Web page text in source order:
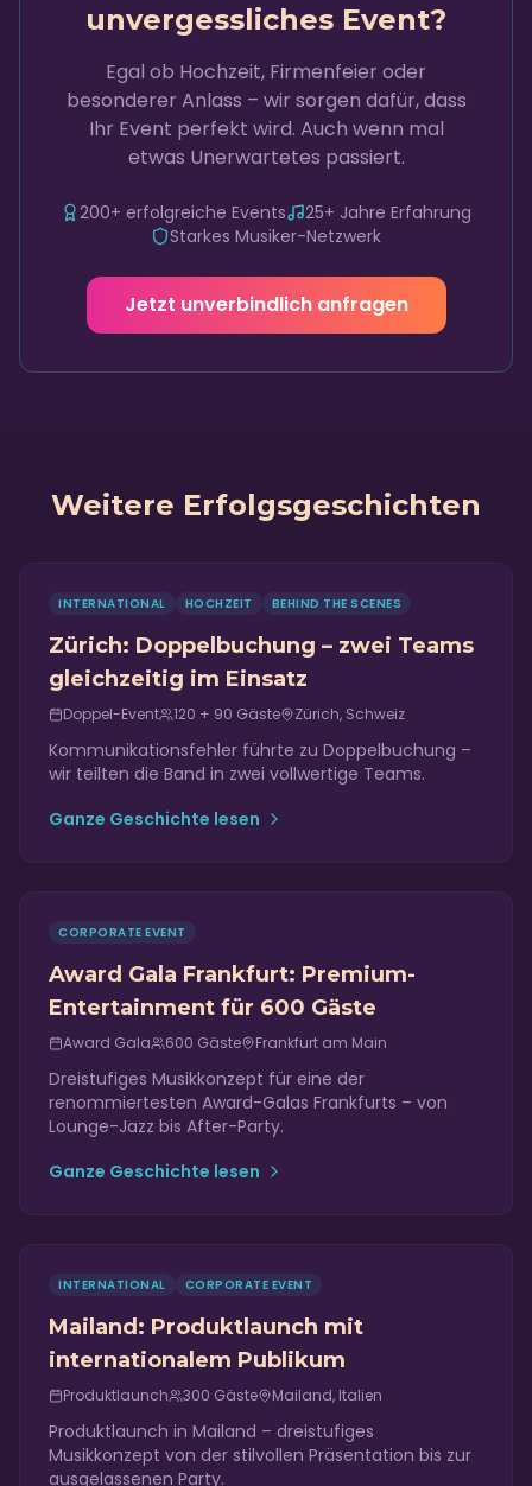
unvergessliches Event?
Egal ob Hochzeit, Firmenfeier oder
besonderer Anlass – wir sorgen dafür, dass
Ihr Event perfekt wird. Auch wenn mal
etwas Unerwartetes passiert.
200+ erfolgreiche Events
25+ Jahre Erfahrung
Starkes Musiker-Netzwerk
Jetzt unverbindlich anfragen
Weitere Erfolgsgeschichten
INTERNATIONAL HOCHZEIT BEHIND THE SCENES
Zürich: Doppelbuchung – zwei Teams
gleichzeitig im Einsatz
Doppel-Event 120 + 90 Gäste Zürich, Schweiz
Kommunikationsfehler führte zu Doppelbuchung –
wir teilten die Band in zwei vollwertige Teams.
Ganze Geschichte lesen
CORPORATE EVENT
Award Gala Frankfurt: Premium-
Entertainment für 600 Gäste
Award Gala 600 Gäste Frankfurt am Main
Dreistufiges Musikkonzept für eine der
renommiertesten Award-Galas Frankfurts – von
Lounge-Jazz bis After-Party.
Ganze Geschichte lesen
INTERNATIONAL CORPORATE EVENT
Mailand: Produktlaunch mit
internationalem Publikum
Produktlaunch 300 Gäste Mailand, Italien
Produktlaunch in Mailand – dreistufiges
Musikkonzept von der stilvollen Präsentation bis zur
ausgelassenen Party.